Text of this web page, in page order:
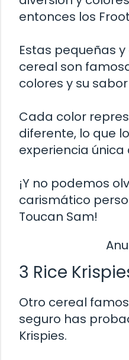
entonces los
Estas pequeñas
cereal son
colores y su
Cada color
diferente, lo que
experiencia
¡Y no podemos
carismático
Toucan Sam!
3 Rice
Otro cereal
seguro has
Krispies.